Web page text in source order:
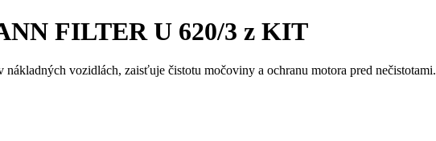
FILTER U 620/3 z KIT
vozidlách, zaisťuje čistotu močoviny a ochranu motora pred nečistotami.